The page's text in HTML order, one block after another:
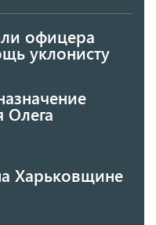
офицера
уклонисту
Олега
Харьковщине